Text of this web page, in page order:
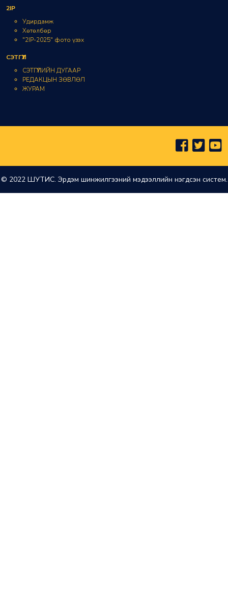
2IP
Удирдамж
Хөтөлбөр
"2IP-2025" фото үзэх
СЭТГҮҮЛ
СЭТГҮҮЛИЙН ДУГААР
РЕДАКЦЫН ЗӨВЛӨЛ
ЖУРАМ
© 2022 ШУТИС. Эрдэм шинжилгээний мэдээллийн нэгдсэн систем.